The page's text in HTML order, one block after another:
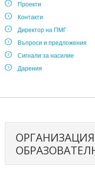
Проекти
Контакти
Директор на ПМГ
Въпроси и предложения
Сигнали за насилие
Дарения